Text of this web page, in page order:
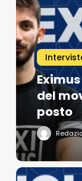
del
posto